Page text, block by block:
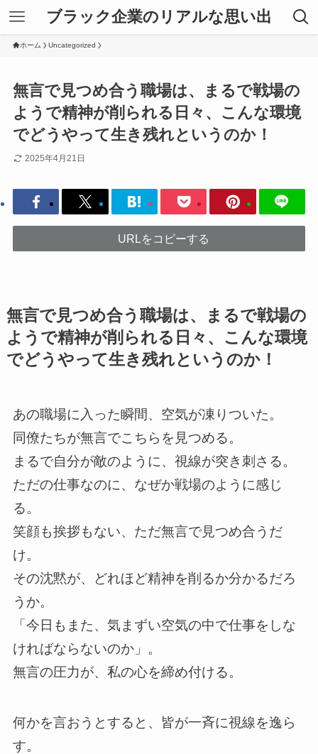
ブラック企業のリアルな思い出
ホーム Uncategorized
無言で見つめ合う職場は、まるで戦場の
ようで精神が削られる日々、こんな環境
でどうやって生き残れというのか！
2025年4月21日
URLをコピーする
無言で見つめ合う職場は、まるで戦場の
ようで精神が削られる日々、こんな環境
でどうやって生き残れというのか！
あの職場に入った瞬間、空気が凍りついた。
同僚たちが無言でこちらを見つめる。
まるで自分が敵のように、視線が突き刺さる。
ただの仕事なのに、なぜか戦場のように感じ
る。
笑顔も挨拶もない、ただ無言で見つめ合うだ
け。
その沈黙が、どれほど精神を削るか分かるだろ
うか。
「今日もまた、気まずい空気の中で仕事をしな
ければならないのか」。
無言の圧力が、私の心を締め付ける。
何かを言おうとすると、皆が一斉に視線を逸ら
す。